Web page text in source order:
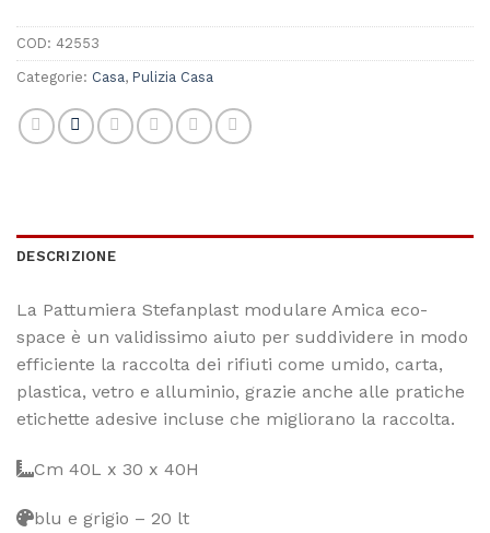
COD: 42553
Categorie: Casa, Pulizia Casa
DESCRIZIONE
La Pattumiera Stefanplast modulare Amica eco-
space è un validissimo aiuto per suddividere in modo
efficiente la raccolta dei rifiuti come umido, carta,
plastica, vetro e alluminio, grazie anche alle pratiche
etichette adesive incluse che migliorano la raccolta.
Cm 40L x 30 x 40H
blu e grigio – 20 lt